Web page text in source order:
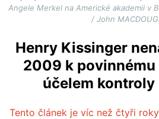
Angele Merkel na Americké akademii v
/ John
Henry Kissinger
2009 k povinnému
účelem kontroly
Tento článek je víc než čtyři